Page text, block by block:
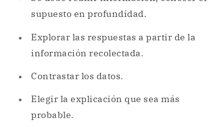
supuesto en profundidad.
Explorar las respuestas a partir de la
información recolectada.
Contrastar los datos.
Elegir la explicación que sea más
probable.